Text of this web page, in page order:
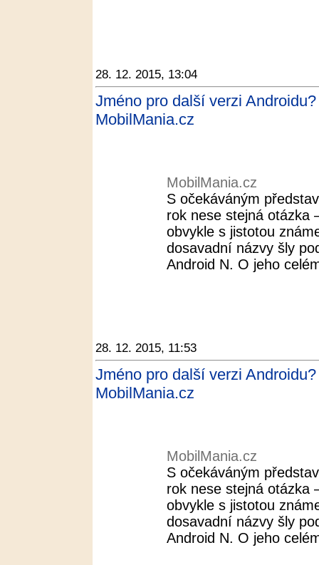
28. 12. 2015, 13:04
Jméno pro další verzi
MobilMania.cz
MobilMania.cz
S očekáváným
rok nese stejná otázka
obvykle s jistotou
dosavadní názvy šly
Android N. O jeho
28. 12. 2015, 11:53
Jméno pro další verzi
MobilMania.cz
MobilMania.cz
S očekáváným
rok nese stejná otázka
obvykle s jistotou
dosavadní názvy šly
Android N. O jeho